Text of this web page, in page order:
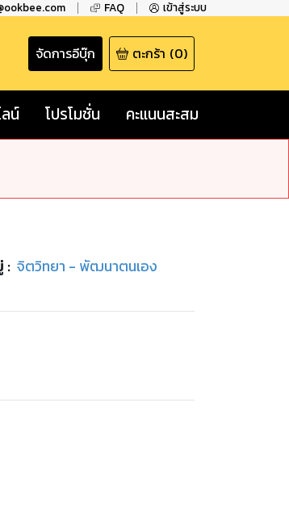
FAQ เข้าสู่ระบบ
จัดการอีบุ๊ก ตะกร้า (0)
น์ โปรโมชั่น คะแนนสะสม
: จิตวิทยา - พัฒนาตนเอง